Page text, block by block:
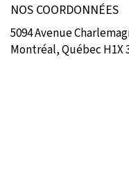
NOS COORDONNÉES
5094 Avenue
Montréal, Québec H1X